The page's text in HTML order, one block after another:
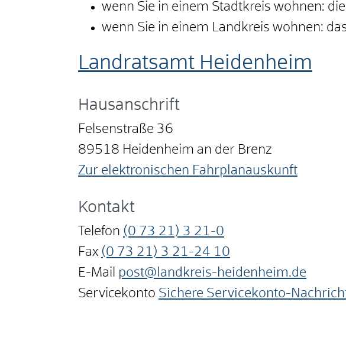
wenn Sie in einem Stadtkreis wohnen:
wenn Sie in einem Landkreis wohnen:
Landratsamt Heidenheim
Hausanschrift
Felsenstraße 36
89518 Heidenheim an der Brenz
Zur elektronischen Fahrplanauskunft
Kontakt
Telefon (0 73 21) 3 21-0
Fax (0 73 21) 3 21-24 10
E-Mail post@landkreis-heidenheim.de
Servicekonto Sichere Servicekonto-